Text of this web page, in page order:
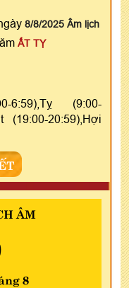
8/8/2025 Âm lịch
ẤT TỴ
6:59),Tỵ (9:00-
(19:00-20:59),Hợi
ÂM
8